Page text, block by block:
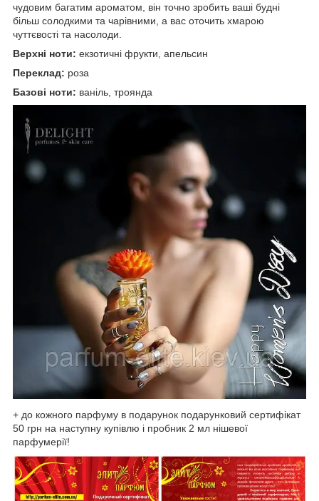
чудовим багатим ароматом, він точно зробить ваші будні
більш солодкими та чарівними, а вас оточить хмарою
чуттєвості та насолоди.
Верхні ноти: екзотичні фрукти, апельсин
Переклад: роза
Базові ноти: ваніль, троянда
+ до кожного парфуму в подарунок подарунковий сертифікат
50 грн на наступну купівлю і пробник 2 мл нішевої
парфумерії!